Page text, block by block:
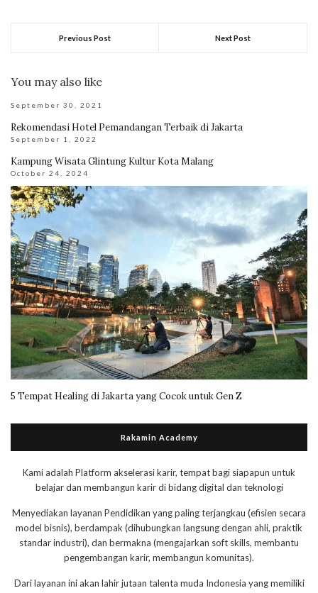
Previous Post Next Post
You may also like
September 30, 2021
Rekomendasi Hotel Pemandangan Terbaik di Jakarta
September 1, 2022
Kampung Wisata Glintung Kultur Kota Malang
October 24, 2024
5 Tempat Healing di Jakarta yang Cocok untuk Gen Z
Rakamin Academy
Kami adalah Platform akselerasi karir, tempat bagi siapapun untuk
belajar dan membangun karir di bidang digital dan teknologi
Menyediakan layanan Pendidikan yang paling terjangkau (efisien secara
model bisnis), berdampak (dihubungkan langsung dengan ahli, praktik
standar industri), dan bermakna (mengajarkan soft skills, membantu
pengembangan karir, membangun komunitas).
Dari layanan ini akan lahir jutaan talenta muda Indonesia yang memiliki